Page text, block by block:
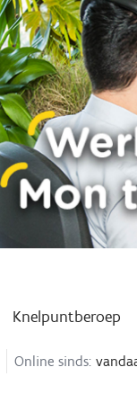
Knelpuntberoep
Online sinds: